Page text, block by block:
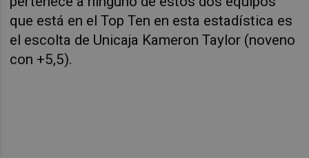
que está en el Top Ten en esta estadística es
el escolta de Unicaja Kameron Taylor (noveno
con +5,5).